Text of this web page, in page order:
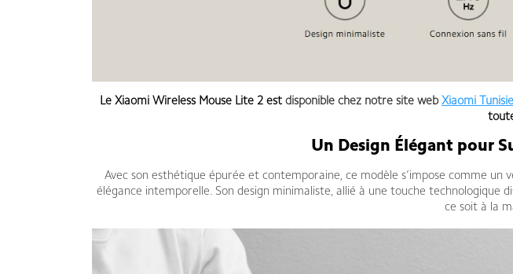
Le Xiaomi Wireless Mouse Lite 2 est disponible chez notre site web Xiaomi Tunisie
Un Design Élégant pour
Avec son esthétique épurée et contemporaine, ce modèle s’impose comme
élégance intemporelle. Son design minimaliste, allié à une touche technologique
ce soit à la